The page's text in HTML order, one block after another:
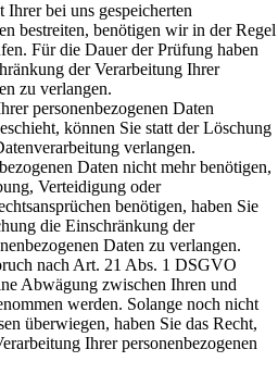
bei uns gespeicherten
bestreiten, benötigen wir in der Regel
Für die Dauer der Prüfung haben
der Verarbeitung Ihrer
zu verlangen.
personenbezogenen Daten
können Sie statt der Löschung
verlangen.
Daten nicht mehr benötigen,
Verteidigung oder
benötigen, haben Sie
die Einschränkung der
Daten zu verlangen.
nach Art. 21 Abs. 1 DSGVO
Abwägung zwischen Ihren und
werden. Solange noch nicht
überwiegen, haben Sie das Recht,
Ihrer personenbezogenen